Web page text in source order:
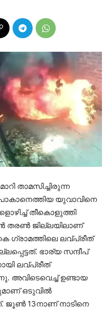
താമസിച്ചിരുന്ന
യുവാവിനെ
തീകൊളുത്തി
തരണ്‍ ജില്ലയിലാണ്
ലവ്പ്രീത്
ഭാര്യ സന്ദീപ്
ലവ്പ്രീത്
അവിടെവെച്ച് ഉണ്ടായ
ഒടുവില്‍
ജൂണ്‍ 13നാണ് നാടിനെ